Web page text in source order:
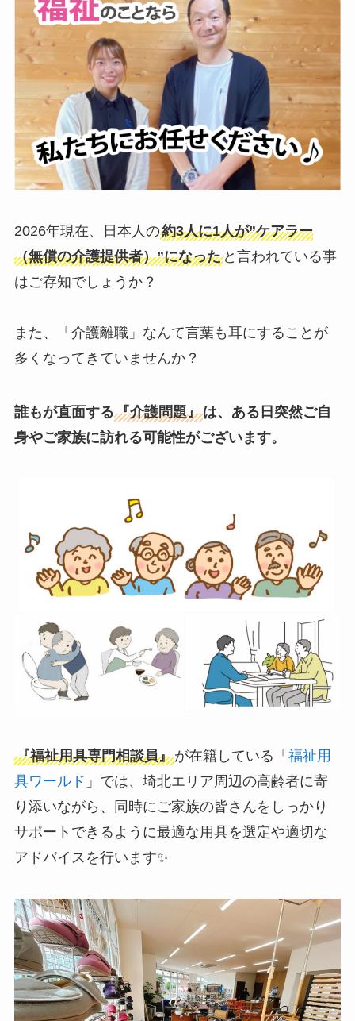
2026年現在、日本人の約3人に1人が”ケアラー
（無償の介護提供者）”になったと言われている事
はご存知でしょうか？
また、「介護離職」なんて言葉も耳にすることが
多くなってきていませんか？
誰もが直面する『介護問題』は、ある日突然ご自
身やご家族に訪れる可能性がございます。
『福祉用具専門相談員』が在籍している「 福祉用
具ワールド 」では、埼北エリア周辺の高齢者に寄
り添いながら、同時にご家族の皆さんをしっかり
サポートできるように最適な用具を選定や適切な
アドバイスを行います✨